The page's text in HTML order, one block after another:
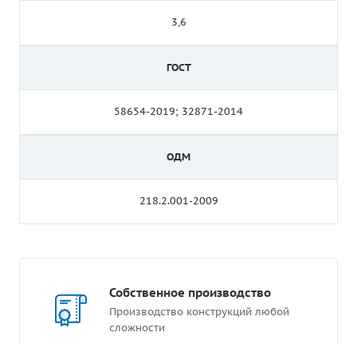
3,6
ГОСТ
58654-2019; 32871-2014
ОДМ
218.2.001-2009
Собственное производство
Производство конструкций любой
сложности